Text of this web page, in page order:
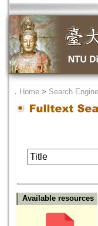
． Home > Search Engine
Available resources